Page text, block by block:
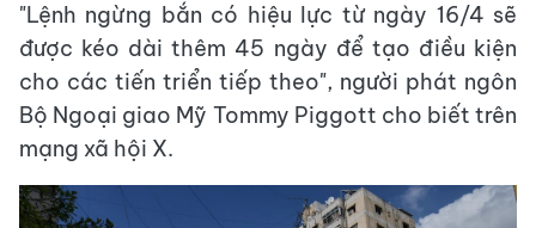
"Lệnh ngừng bắn có hiệu lực từ ngày 16/4 sẽ
được kéo dài thêm 45 ngày để tạo điều kiện
cho các tiến triển tiếp theo", người phát ngôn
Bộ Ngoại giao Mỹ Tommy Piggott cho biết trên
mạng xã hội X.